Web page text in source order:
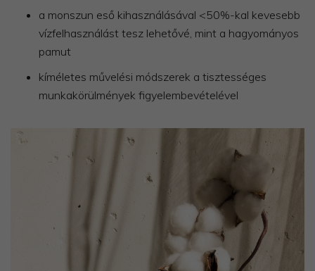
a monszun eső kihasználásával <50%-kal kevesebb
vízfelhasználást tesz lehetővé, mint a hagyományos
pamut
kíméletes művelési módszerek a tisztességes
munkakörülmények figyelembevételével